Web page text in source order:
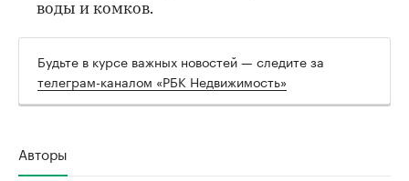
воды и комков.
Будьте в курсе важных новостей — следите за
телеграм-каналом «РБК Недвижимость»
Авторы